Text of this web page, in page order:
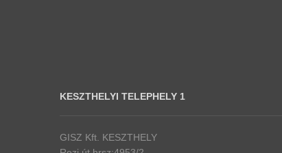
KESZTHELYI TELEPHELY 1
GISZ Kft. KESZTHELY